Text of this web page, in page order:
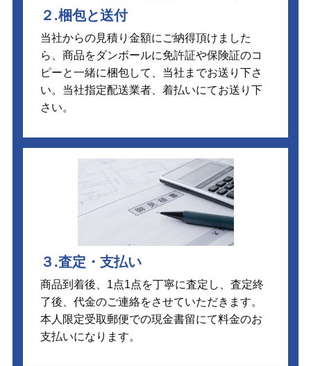
２.梱包と送付
当社からの見積り金額にご納得頂けました
ら、商品をダンボールに免許証や保険証のコ
ピーと一緒に梱包して、当社までお送り下さ
い。当社指定配送業者、着払いにてお送り下
さい。
３.査定・支払い
商品到着後、1点1点を丁寧に査定し、査定終
了後、代金のご連絡をさせていただきます。
本人限定受取郵便での現金書留にて料金のお
支払いになります。